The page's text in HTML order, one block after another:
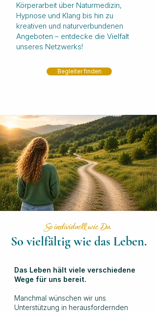
Körperarbeit über Naturmedizin,
Hypnose und Klang bis hin zu
kreativen und naturverbundenen
Angeboten – entdecke die Vielfalt
unseres Netzwerks!
Begleiter finden
So individuell wie Du.
So vielfältig wie das Leben.
Das Leben hält viele verschiedene
Wege für uns bereit.
Manchmal wünschen wir uns
Unterstützung in herausfordernden